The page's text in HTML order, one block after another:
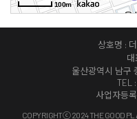
100m
상호명 :
울산광역시 남구
TEL
사업자등
COPYRIGHTⓒ 2024 THE GOOD